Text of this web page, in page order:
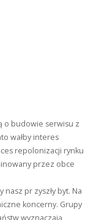
o budowie serwisu z
wałby interes
repolonizacji rynku
przez obce
pr zyszły byt. Na
koncerny. Grupy
wyznaczają